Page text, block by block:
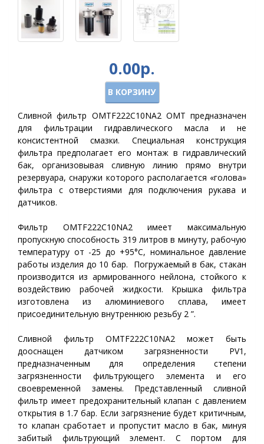
0.00р.
В КОРЗИНУ
Сливной фильтр OMTF222С10NA2 OMT предназначен
для фильтрации гидравлического масла и не
консистентной смазки. Специальная конструкция
фильтра предполагает его монтаж в гидравлический
бак, организовывая сливную линию прямо внутри
резервуара, снаружи которого располагается «голова»
фильтра с отверстиями для подключения рукава и
датчиков.
Фильтр OMTF222С10NA2 имеет максимальную
пропускную способность 319 литров в минуту, рабочую
температуру от -25 до +95°C, номинальное давление
работы изделия до 10 бар. Погружаемый в бак, стакан
производится из армированного нейлона, стойкого к
воздействию рабочей жидкости. Крышка фильтра
изготовлена из алюминиевого сплава, имеет
присоединительную внутреннюю резьбу 2 ”.
Сливной фильтр OMTF222С10NA2 может быть
дооснащен датчиком загрязненности PV1,
предназначенным для определения степени
загрязненности фильтрующего элемента и его
своевременной замены. Представленный сливной
фильтр имеет предохранительный клапан с давлением
открытия в 1.7 бар. Если загрязнение будет критичным,
то клапан сработает и пропустит масло в бак, минуя
забитый фильтрующий элемент. С портом для